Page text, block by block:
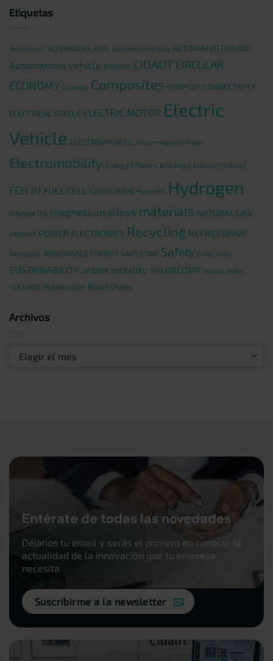
Etiquetas
Aeronautic ALTERNATIVE FUEL Aluminium Alloys AUTOMATED DRIVING
Autonomous vehicle BIOMASS CIDAUT CIRCULAR
ECONOMY Cleansky Composites COMPOST CONNECTIVITY
ELECTRICAL STEELS ELECTRIC MOTOR Electric
Vehicle ELECTROMAGNETIC Electromagnetic Pulse
Electromobility Energy Efficient Buildings ENERGY STORAGE
FCH JU FUEL CELL GASIFICATION Hyacinth Hydrogen
integra ITS magnesium alloys materials NATURAL GAS
NEOHIRE POWER ELECTRONICS Recycling REFREEDRIVE
Remaghic RENEWABLE ENERGY SAFE STRIP Safety STEEL S4EV
SUSTAINABILITY urban mobility VALORCOMP Vehicle Safety
VULKANO Vulnerable Road Users
Archivos
Archivos
Entérate de todas las novedades
Déjanos tu email y serás el primero en conocer la
actualidad de la innovación que tu empresa
necesita.
Suscribirme a la newsletter